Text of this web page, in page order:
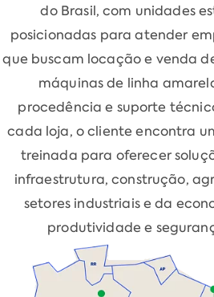
do Brasil, com unidades
posicionadas para atender
que buscam locação e venda
máquinas de linha
procedência e suporte
cada loja, o cliente encontra
treinada para oferecer
infraestrutura, construção,
setores industriais e da
produtividade e